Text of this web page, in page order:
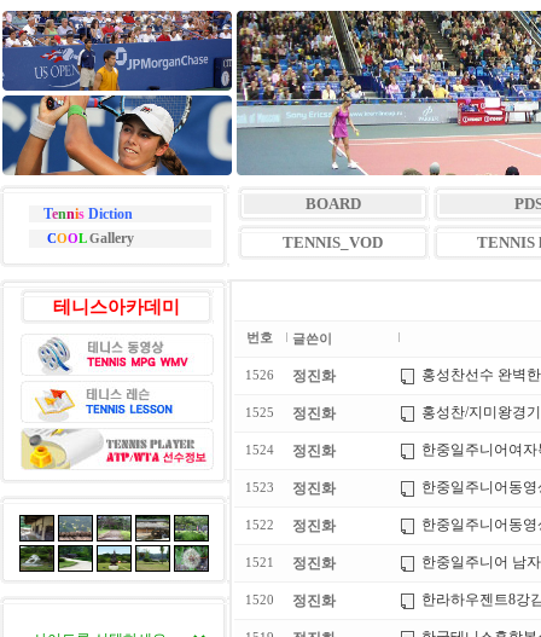
TennisDiction
COOLGallery
BOARD
TENNIS_VOD TENNIS
테니스아카데미
번호 글쓴이
1526 정진화 홍성찬선수 완벽
1525 정진화 홍성찬/지미왕경
1524 정진화 한중일주니어여
1523 정진화 한중일주니어동영
1522 정진화 한중일주니어동
1521 정진화 한중일주니어 남
1520 정진화 한라하우젠트8강